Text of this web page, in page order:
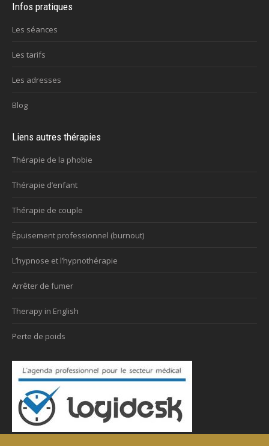
Infos pratiques
Les séances
Les tarifs
Les adresses
Blog
Liens autres thérapies
Thérapie de la phobie
Thérapie d’enfant
Thérapie de couple
Épuisement professionnel (burnout)
L’hypnose et l’hypnothérapie
Arrêter de fumer
Therapy in English
Perte de poids